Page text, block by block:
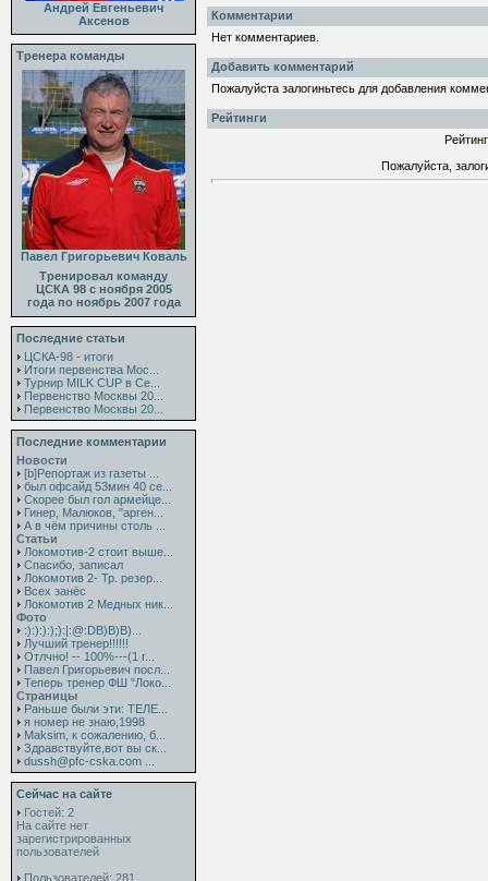
Андрей Евгеньевич
Аксенов
Тренера команды
Павел Григорьевич Коваль
Тренировал команду
ЦСКА 98 с ноября 2005
года по ноябрь 2007 года
Последние статьи
ЦСКА-98 - итоги
Итоги первенства Мос...
Турнир MILK CUP в Се...
Первенство Москвы 20...
Первенство Москвы 20...
Последние комментарии
Новости
[b]Репортаж из газеты ...
был офсайд 53мин 40 се...
Скорее был гол армейце...
Гинер, Малюков, "арген...
А в чём причины столь ...
Статьи
Локомотив-2 стоит выше...
Спасибо, записал
Локомотив 2- Тр. резер...
Всех занёс
Локомотив 2 Медных ник...
Фото
:):):):);):|:@:DB)B)B)...
Лучший тренер!!!!!!
Отлчно! -- 100%---(1 г...
Павел Григорьевич посл...
Теперь тренер ФШ "Локо...
Страницы
Раньше были эти: ТЕЛЕ...
я номер не знаю,1998
Maksim, к сожалению, б...
Здравствуйте,вот вы ск...
dussh@pfc-cska.com ...
Сейчас на сайте
Гостей: 2
На сайте нет
зарегистрированных
пользователей
Пользователей: 281
Комментарии
Нет комментариев.
Добавить комментарий
Пожалуйста залогиньтесь для добавления
Рейтинги
Пожалуйста,